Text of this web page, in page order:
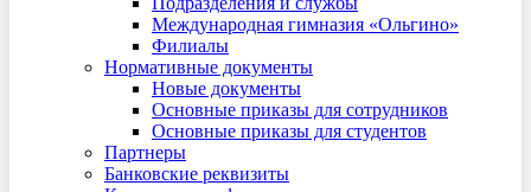
Международная гимназия «Ольгино»
Филиалы
Нормативные документы
Новые документы
Основные приказы для сотрудников
Основные приказы для студентов
Партнеры
Банковские реквизиты